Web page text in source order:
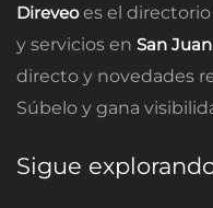
Direveoes el
y servicios en San Juan
directo y novedades
Súbelo y gana
Sigue